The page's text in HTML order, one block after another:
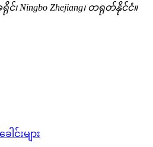
ရိုင်၊ Ningbo Zhejiang၊ တရုတ်နိုင်ငံ။
းများ